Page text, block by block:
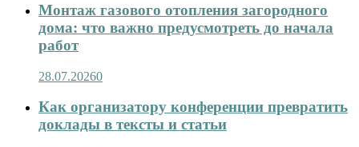
Монтаж газового отопления загородного
дома: что важно предусмотреть до начала
работ
28.07.20260
Как организатору конференции превратить
доклады в тексты и статьи